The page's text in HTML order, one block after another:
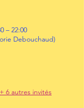
– 22:00
Debouchaud)
+ 6 autres invités